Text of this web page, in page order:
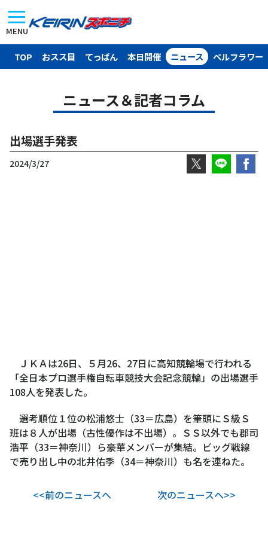
MENU
TOP おスス目 てっぱん 本日開催 ニュース ベルフラワー
ニュース＆記者コラム
出場選手発表
2024/3/27
ＪＫＡは26日、５月26、27日に高知競輪場で行われる
「全日本プロ選手権自転車競技大会記念競輪」の出場選手
108人を発表した。
選考順位１位の松浦悠士（33＝広島）を筆頭にＳ級Ｓ
班は８人が出場（古性優作は不出場）。ＳＳ以外でも郡司
浩平（33＝神奈川）ら豪華メンバーが集結。ビッグ戦線
で売り出し中の北井佑季（34＝神奈川）も名を連ねた。
<<前のニュースへ 次のニュースへ>>